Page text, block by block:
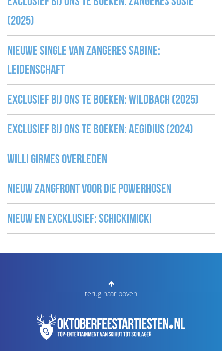
(2025)
Nieuwe single van zangeres Sabine:
Leidenschaft
Exclusief bij ons te boeken: WILDBACH (2025)
Exclusief bij ons te boeken: Aegidius (2024)
Willi Girmes overleden
Nieuw Zangfront voor Die Powerhosen
Nieuw en excklusief: Schickimicki
terug naar boven